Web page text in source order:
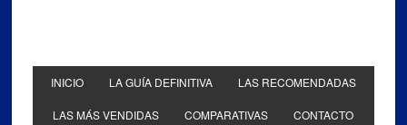
INICIO LA GUÍA DEFINITIVA LAS RECOMENDADAS
LAS MÁS VENDIDAS COMPARATIVAS CONTACTO